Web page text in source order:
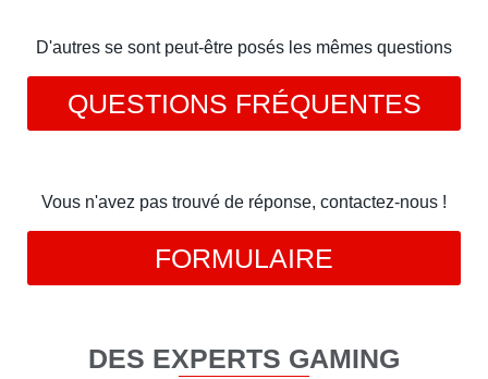
D'autres se sont peut-être posés les mêmes questions
QUESTIONS FRÉQUENTES
Vous n'avez pas trouvé de réponse, contactez-nous !
FORMULAIRE
DES EXPERTS GAMING